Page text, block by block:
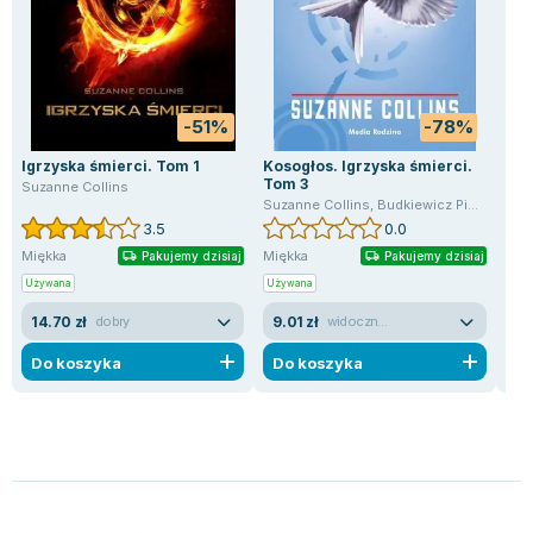
-51%
Igrzyska śmierci. Tom 1
Suzanne Collins
3.5
Miękka Pakujemy dzisiaj
Używana
14.70 zł dobry
Do koszyka
-78%
Kosogłos. Igrzyska śmierci.
Tom 3
Suzanne Collins, Budkiewicz Piotr
0.0
Miękka Pakujemy dzisiaj
Używana
9.01 zł widoczne ślady używania
Do koszyka